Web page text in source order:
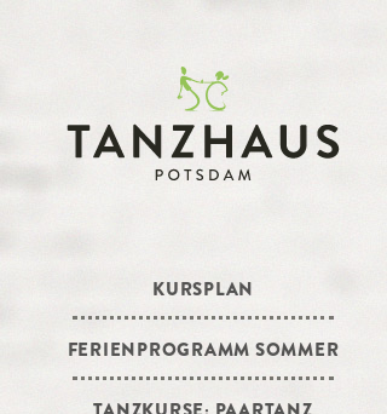
KURSPLAN
FERIENPROGRAMM SOMMER